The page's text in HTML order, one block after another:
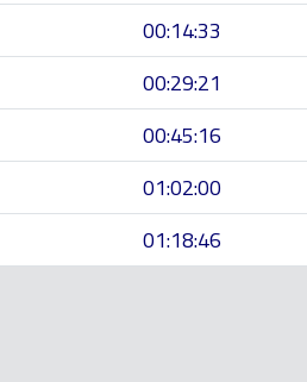
00:14:33
00:29:21
00:45:16
01:02:00
01:18:46